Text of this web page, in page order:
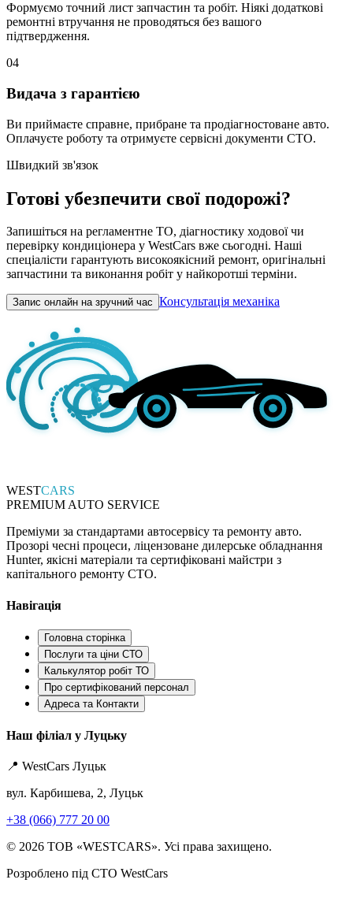
Формуємо точний лист запчастин та робіт. Ніякі додаткові
ремонтні втручання не проводяться без вашого
підтвердження.
04
Видача з гарантією
Ви приймаєте справне, прибране та продіагностоване авто.
Оплачуєте роботу та отримуєте сервісні документи СТО.
Швидкий зв'язок
Готові убезпечити свої подорожі?
Запишіться на регламентне ТО, діагностику ходової чи
перевірку кондиціонера у WestCars вже сьогодні. Наші
спеціалісти гарантують високоякісний ремонт, оригінальні
запчастини та виконання робіт у найкоротші терміни.
Запис онлайн на зручний час Консультація механіка
WESTCARS
PREMIUM AUTO SERVICE
Преміуми за стандартами автосервісу та ремонту авто.
Прозорі чесні процеси, ліцензоване дилерське обладнання
Hunter, якісні матеріали та сертифіковані майстри з
капітального ремонту СТО.
Навігація
Головна сторінка
Послуги та ціни СТО
Калькулятор робіт ТО
Про сертифікований персонал
Адреса та Контакти
Наш філіал у Луцьку
📍 WestCars Луцьк
вул. Карбишева, 2, Луцьк
+38 (066) 777 20 00
© 2026 ТОВ «WESTCARS». Усі права захищено.
Розроблено під СТО WestCars